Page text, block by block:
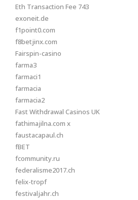
Eth Transaction Fee 743
exoneit.de
f1point0.com
f8betjinx.com
Fairspin-casino
farma3
farmaci1
farmacia
farmacia2
Fast Withdrawal Casinos UK
fathimajilna.com x
faustacapaul.ch
fBET
fcommunity.ru
federalisme2017.ch
felix-tropf
festivaljahr.ch